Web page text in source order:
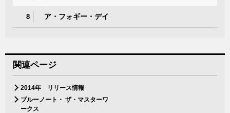
8 ア・フォギー・デイ
関連ページ
2014年 リリース情報
ブルーノート・ ザ・マスターワ
ークス